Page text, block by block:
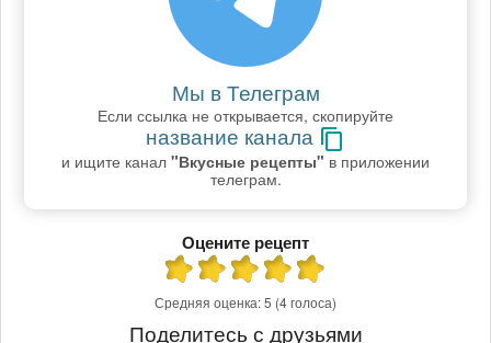
Мы в Телеграм
Если ссылка не открывается, скопируйте
название канала
и ищите канал "Вкусные рецепты" в приложении
телеграм.
Оцените рецепт
Средняя оценка:5 (4 голоса)
Поделитесь с друзьями